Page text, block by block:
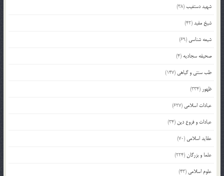
شهید دستغیب(38)
شیخ مفید(42)
شیعه شناسی (69)
صحیفه سجادیه (4)
طب سنتی و گیاهی (147)
ظهور (334)
عبادات اسلامی (627)
عبادات و فروع دین (34)
عقاید اسلامی (70)
علما و بزرگان(224)
علوم اسلامی (43)